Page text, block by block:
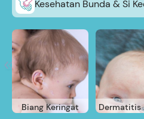
Kesehatan Bunda & Si
Biang Keringat Dermatitis